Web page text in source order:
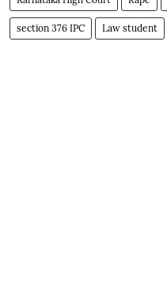
section 376 IPC Law student